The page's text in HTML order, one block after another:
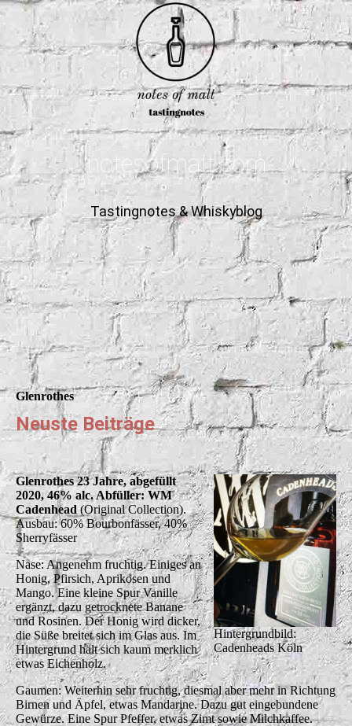
notesofmalt.com
Tastingnotes & Whiskyblog
Glenrothes
Neuste Beiträge
Hintergrundbild:
Cadenheads Köln
Glenrothes 23 Jahre, abgefüllt
2020, 46% alc. Abfüller: WM
Cadenhead (Original Collection).
Ausbau: 60% Bourbonfässer, 40%
Sherryfässer
Nase: Angenehm fruchtig. Einiges an
Honig, Pfirsich, Aprikosen und
Mango. Eine kleine Spur Vanille
ergänzt, dazu getrocknete Banane
und Rosinen. Der Honig wird dicker,
die Süße breitet sich im Glas aus. Im
Hintergrund hält sich kaum merklich
etwas Eichenholz.
Gaumen: Weiterhin sehr fruchtig, diesmal aber mehr in Richtung
Birnen und Äpfel, etwas Mandarine. Dazu gut eingebundene
Gewürze. Eine Spur Pfeffer, etwas Zimt sowie Milchkaffee.